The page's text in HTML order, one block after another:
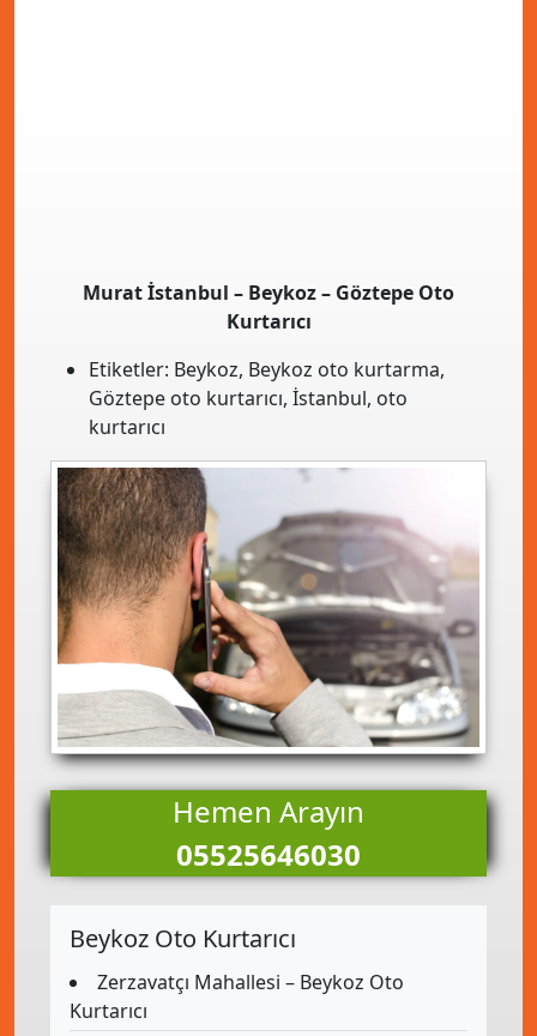
Murat İstanbul – Beykoz – Göztepe Oto
Kurtarıcı
Etiketler: Beykoz, Beykoz oto kurtarma,
Göztepe oto kurtarıcı, İstanbul, oto
kurtarıcı
Hemen Arayın
05525646030
Beykoz Oto Kurtarıcı
Zerzavatçı Mahallesi – Beykoz Oto
Kurtarıcı